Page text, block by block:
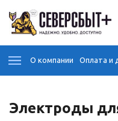
О компании Оплата и
Электроды